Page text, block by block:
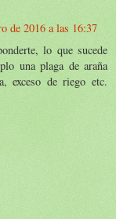
de 2016 a las 16:37
lo que sucede
una plaga de araña
exceso de riego etc.